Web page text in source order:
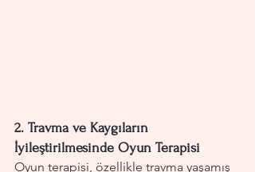
2. Travma ve Kaygıların
İyileştirilmesinde Oyun Terapisi
Oyun terapisi, özellikle travma yaşamış